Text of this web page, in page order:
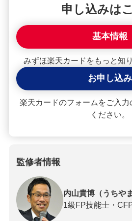
申し込みは
基本情報
みずほ楽天カードをもっと知
お申し込み
楽天カードのフォームをご入
ください。
監修者情報
内山貴博（うちや
1級FP技能士・